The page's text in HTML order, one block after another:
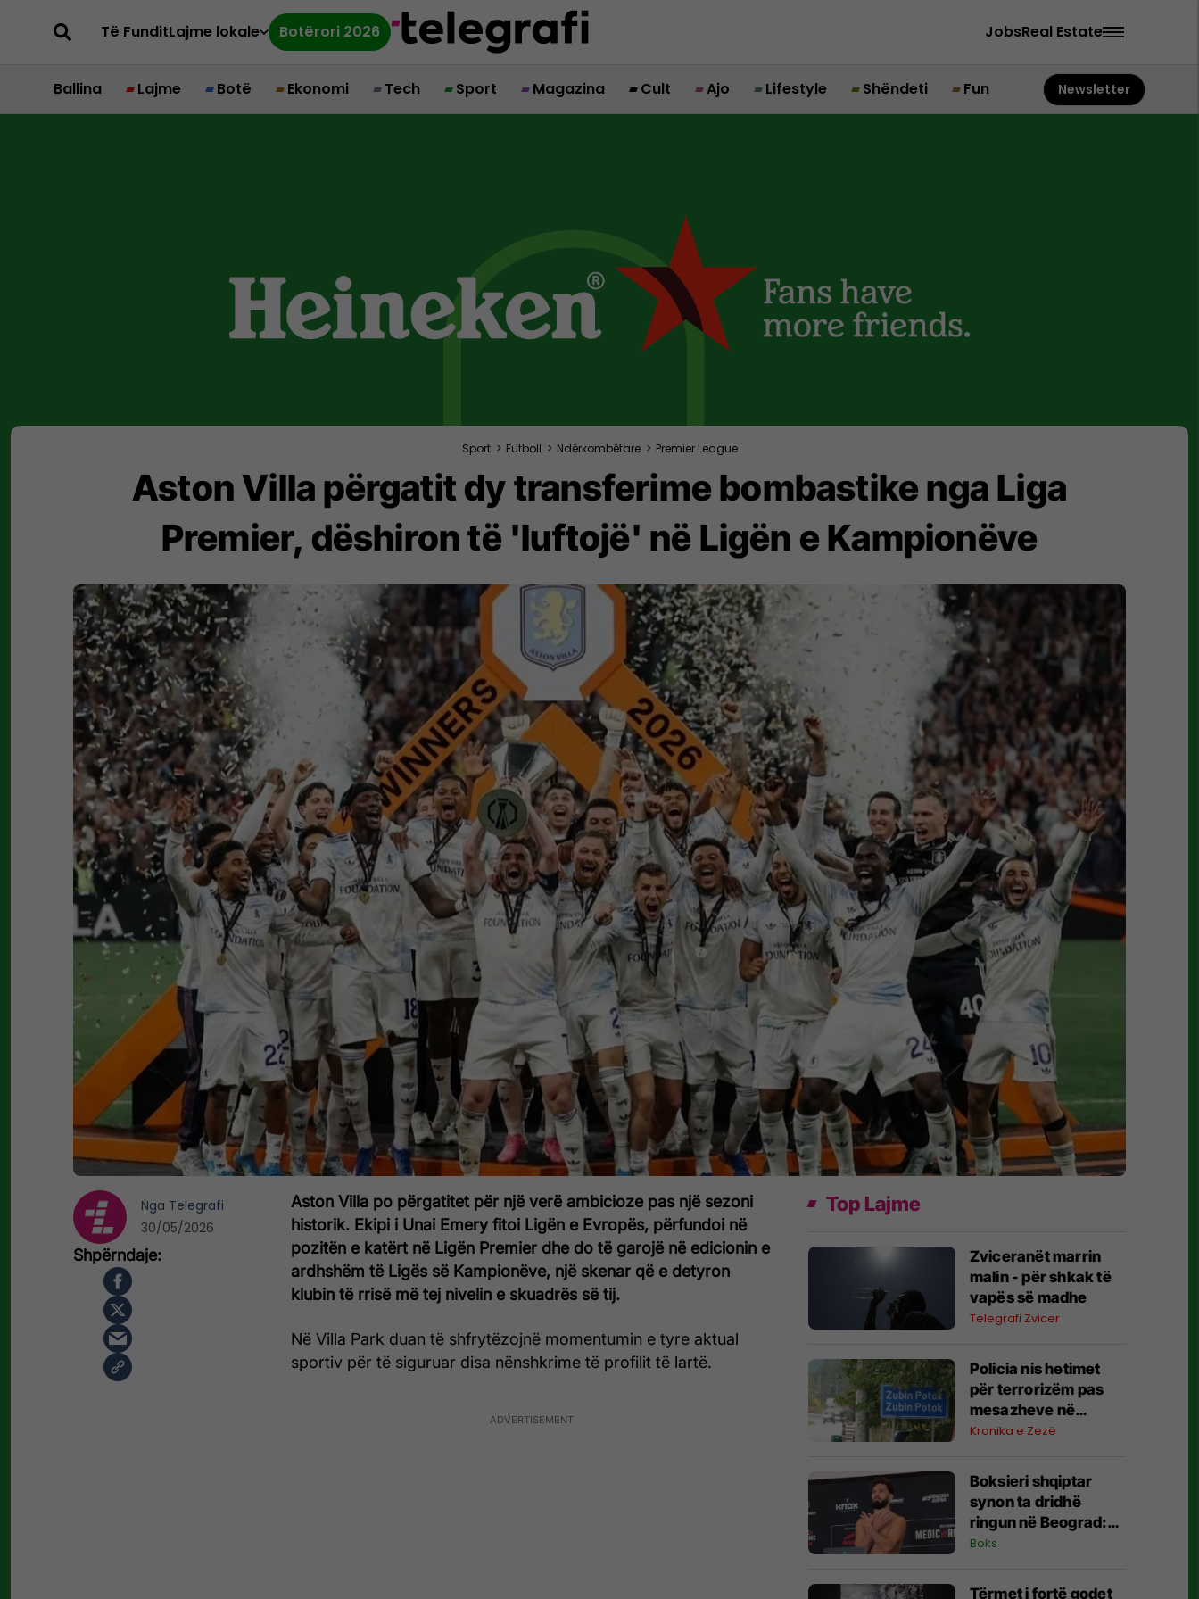
Të FunditLajme lokale Botërori 2026 JobsReal Estate
Ballina Lajme Botë Ekonomi Tech Sport Magazina Cult Ajo Lifestyle Shëndeti Fun Newsletter
Sport > Futboll > Ndërkombëtare > Premier League
Aston Villa përgatit dy transferime bombastike nga Liga
Premier, dëshiron të 'luftojë' në Ligën e Kampionëve
Aston Villa po përgatitet për një verë ambicioze pas një sezoni
historik. Ekipi i Unai Emery fitoi Ligën e Evropës, përfundoi në
pozitën e katërt në Ligën Premier dhe do të garojë në edicionin e
ardhshëm të Ligës së Kampionëve, një skenar që e detyron
klubin të rrisë më tej nivelin e skuadrës së tij.
Në Villa Park duan të shfrytëzojnë momentumin e tyre aktual
sportiv për të siguruar disa nënshkrime të profilit të lartë.
Nga Telegrafi
30/05/2026
Top Lajme
Zviceranët marrin
malin - për shkak të
vapës së madhe
Telegrafi Zvicer
Policia nis hetimet
për terrorizëm pas
mesazheve në
Zubin-Potok
Kronika e Zezë
Boksieri shqiptar
synon ta dridhë
ringun në Beograd:
Jam gati, Zoti e
Boks
Tërmet i fortë godet